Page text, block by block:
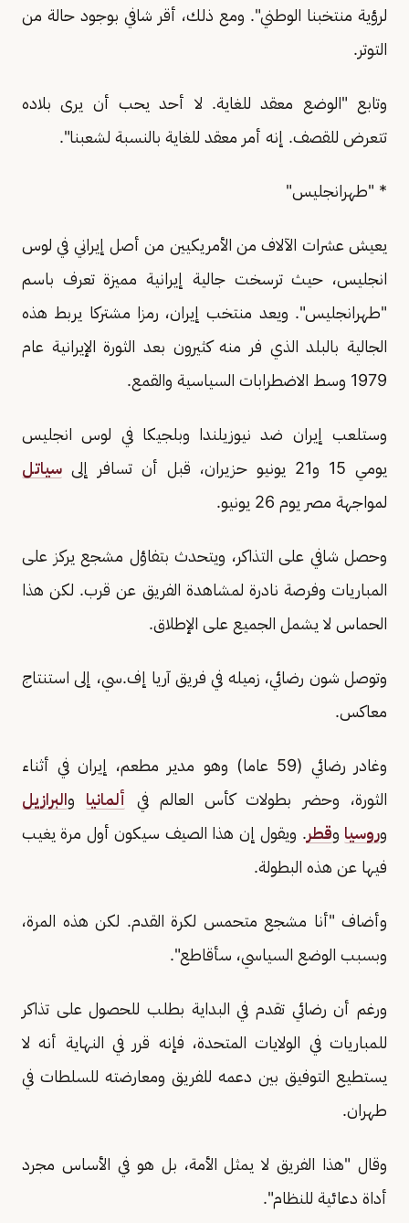
لرؤية منتخبنا الوطني". ومع ذلك، أقر شافي بوجود حالة من
التوتر.
وتابع "الوضع معقد للغاية. لا أحد يحب أن يرى بلاده
تتعرض للقصف. إنه أمر معقد للغاية بالنسبة لشعبنا".
* "طهرانجليس"
يعيش عشرات الآلاف من الأمريكيين من أصل إيراني في لوس
انجليس، حيث ترسخت جالية إيرانية مميزة تعرف باسم
"طهرانجليس". ويعد منتخب إيران، رمزا مشتركا يربط هذه
الجالية بالبلد الذي فر منه كثيرون بعد الثورة الإيرانية عام
1979 وسط الاضطرابات السياسية والقمع.
وستلعب إيران ضد نيوزيلندا وبلجيكا في لوس انجليس
يومي 15 و21 يونيو حزيران، قبل أن تسافر إلى
سياتل
لمواجهة مصر يوم 26 يونيو.
وحصل شافي على التذاكر، ويتحدث بتفاؤل مشجع يركز على
المباريات وفرصة نادرة لمشاهدة الفريق عن قرب. لكن هذا
الحماس لا يشمل الجميع على الإطلاق.
وتوصل شون رضائي، زميله في فريق آريا إف.سي، إلى استنتاج
معاكس.
وغادر رضائي (59 عاما) وهو مدير مطعم، إيران في أثناء
الثورة، وحضر بطولات كأس العالم في ألمانيا والبرازيل
وروسيا وقطر. ويقول إن هذا الصيف سيكون أول مرة يغيب
فيها عن هذه البطولة.
وأضاف "أنا مشجع متحمس لكرة القدم. لكن هذه المرة،
وبسبب الوضع السياسي، سأقاطع".
ورغم أن رضائي تقدم في البداية بطلب للحصول على تذاكر
للمباريات في الولايات المتحدة، فإنه قرر في النهاية أنه لا
يستطيع التوفيق بين دعمه للفريق ومعارضته للسلطات في
طهران.
وقال "هذا الفريق لا يمثل الأمة، بل هو في الأساس مجرد
أداة دعائية للنظام".